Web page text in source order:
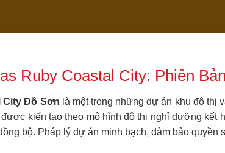
Ruby Coastal City: Phiên
City Đồ Sơn là một trong những dự án khu đô thị
kiến tạo theo mô hình đô thị nghỉ dưỡng kết
bộ. Pháp lý dự án minh bạch, đảm bảo